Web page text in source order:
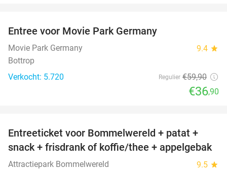
Entree voor Movie Park Germany
Movie Park Germany 9.4 star
Bottrop
Verkocht: 5.720
Regulier €59,90
€36,90
23%
Entreeticket voor Bommelwereld + patat +
snack + frisdrank of koffie/thee + appelgebak
Attractiepark Bommelwereld 9.5 star